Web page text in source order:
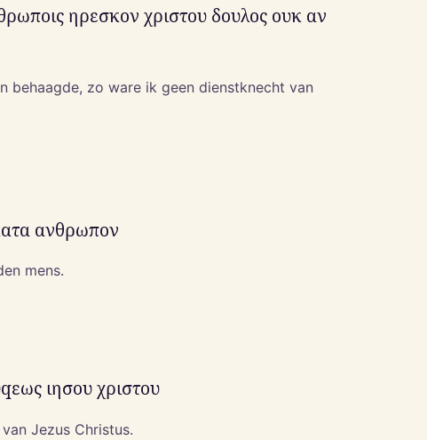
ηρεσκον χριστου δουλος ουκ αν
behaagde, zo ware ik geen dienstknecht van
ανθρωπον
mens.
ιησου χριστου
Jezus Christus.